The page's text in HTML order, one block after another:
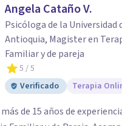
Angela Cataño V.
Psicóloga de la Universidad
Antioquia, Magister en
Familiar y de pareja
5 / 5
Verificado
Terapia
de 15 años de